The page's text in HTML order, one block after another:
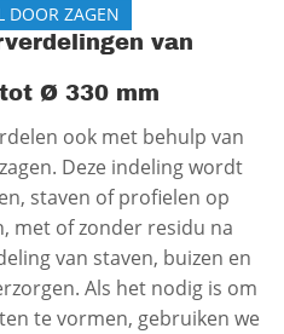
DOOR ZAGEN
van
Ø 330 mm
ook met behulp van
Deze indeling wordt
staven of profielen op
met of zonder residu na
van staven, buizen en
Als het nodig is om
te vormen, gebruiken we